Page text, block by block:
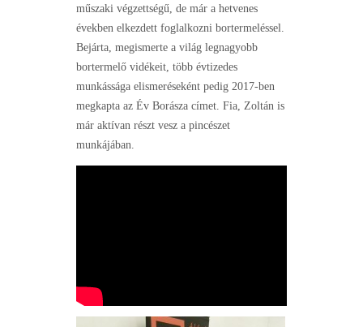
műszaki végzettségű, de már a hetvenes
években elkezdett foglalkozni bortermeléssel.
Bejárta, megismerte a világ legnagyobb
bortermelő vidékeit, több évtizedes
munkássága elismeréseként pedig 2017-ben
megkapta az Év Borásza címet. Fia, Zoltán is
már aktívan részt vesz a pincészet
munkájában.